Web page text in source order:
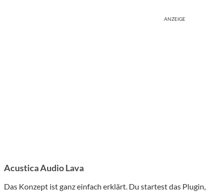
ANZEIGE
Acustica Audio Lava
Das Konzept ist ganz einfach erklärt. Du startest das Plugin,